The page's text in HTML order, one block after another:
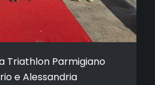
Triathlon Parmigiano
e Alessandria